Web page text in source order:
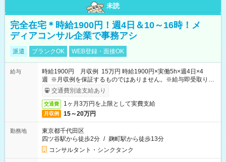
未読
完全在宅＊時給1900円！週4日＆10～16時！メ
ディアコンサル企業で事務アシ
派遣 ブランクOK WEB登録・面接OK
給与
時給1900円 月収例 15万円 時給1900円×実働5h×週4日×4
週 ※月収例を保証するものではありません。※給与即受取りサ
ービス利用可（利用条件有）
交通費別途支給あり
交通費 1ヶ月3万円を上限として実費支給
月収例 15～20万円
勤務地
東京都千代田区
四ツ谷駅から徒歩2分 / 麹町駅から徒歩13分
コンサルタント・シンクタンク